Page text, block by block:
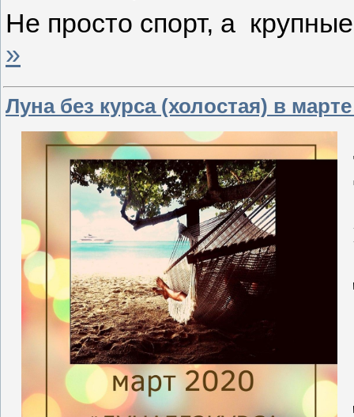
Не просто спорт, а
»
Луна без курса (холостая) в марте